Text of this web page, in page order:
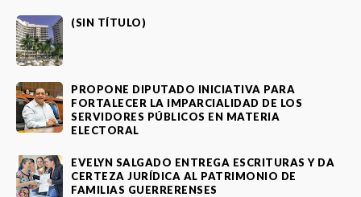
(SIN TÍTULO)
PROPONE DIPUTADO INICIATIVA PARA
FORTALECER LA IMPARCIALIDAD DE LOS
SERVIDORES PÚBLICOS EN MATERIA
ELECTORAL
EVELYN SALGADO ENTREGA ESCRITURAS Y DA
CERTEZA JURÍDICA AL PATRIMONIO DE
FAMILIAS GUERRERENSES